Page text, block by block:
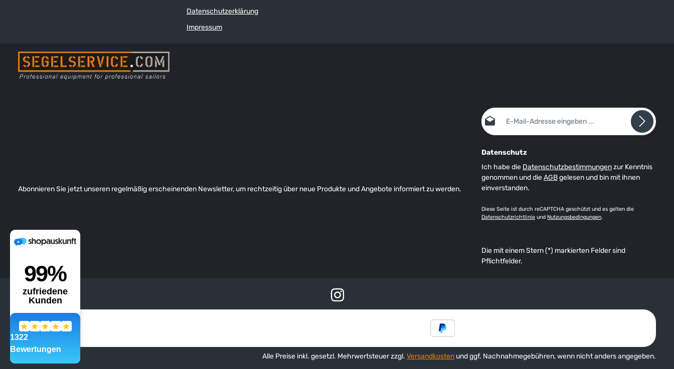
Datenschutzerklärung
Impressum
Abonnieren Sie jetzt unseren regelmäßig erscheinenden Newsletter, um rechtzeitig über neue Produkte und Angebote informiert zu werden.
E-Mail-Adresse*
Datenschutz
Ich habe die Datenschutzbestimmungenzur Kenntnis
genommen und dieAGBgelesen und bin mit ihnen
einverstanden.
Diese Seite ist durch reCAPTCHA geschützt und es gelten die
Datenschutzrichtlinie und Nutzungsbedingungen.
Die mit einem Stern (*) markierten Felder sind
Pflichtfelder.
Alle Preise inkl. gesetzl. Mehrwertsteuer zzgl. Versandkosten und ggf. Nachnahmegebühren, wenn nicht anders angegeben.